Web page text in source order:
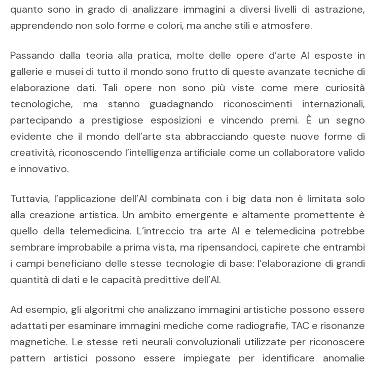
quanto sono in grado di analizzare immagini a diversi livelli di astrazione,
apprendendo non solo forme e colori, ma anche stili e atmosfere.
Passando dalla teoria alla pratica, molte delle opere d’arte AI esposte in
gallerie e musei di tutto il mondo sono frutto di queste avanzate tecniche di
elaborazione dati. Tali opere non sono più viste come mere curiosità
tecnologiche, ma stanno guadagnando riconoscimenti internazionali,
partecipando a prestigiose esposizioni e vincendo premi. È un segno
evidente che il mondo dell’arte sta abbracciando queste nuove forme di
creatività, riconoscendo l’intelligenza artificiale come un collaboratore valido
e innovativo.
Tuttavia, l’applicazione dell’AI combinata con i big data non è limitata solo
alla creazione artistica. Un ambito emergente e altamente promettente è
quello della telemedicina. L’intreccio tra arte AI e telemedicina potrebbe
sembrare improbabile a prima vista, ma ripensandoci, capirete che entrambi
i campi beneficiano delle stesse tecnologie di base: l’elaborazione di grandi
quantità di dati e le capacità predittive dell’AI.
Ad esempio, gli algoritmi che analizzano immagini artistiche possono essere
adattati per esaminare immagini mediche come radiografie, TAC e risonanze
magnetiche. Le stesse reti neurali convoluzionali utilizzate per riconoscere
pattern artistici possono essere impiegate per identificare anomalie